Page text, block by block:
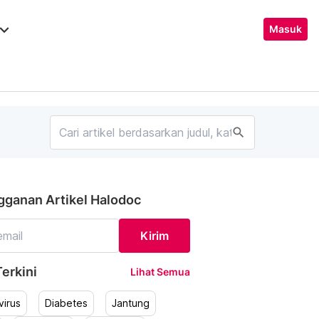
Masuk
search
Artikel Halodoc
Kirim
Lihat Semua
Diabetes Jantung